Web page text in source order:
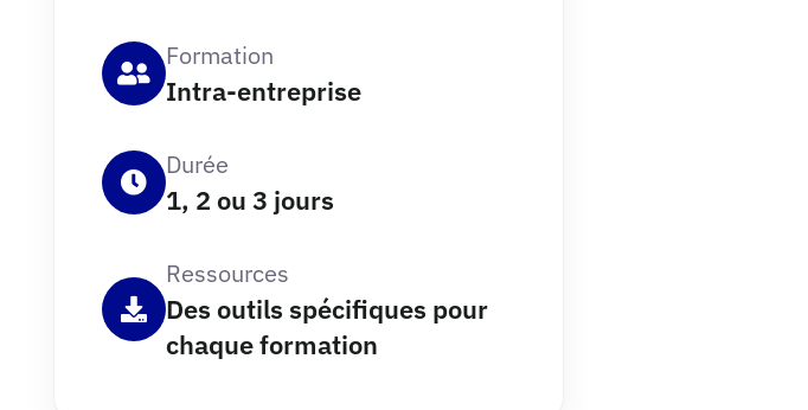
Formation
Intra-entreprise
Durée
1, 2 ou 3 jours
Ressources
Des outils spécifiques pour
chaque formation